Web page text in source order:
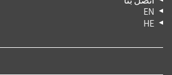
EN
HE